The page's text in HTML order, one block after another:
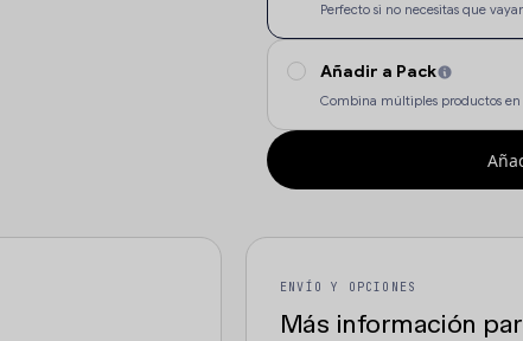
Perfecto si no necesitas que
Añadir a Pack
Combina múltiples productos
ENVÍO Y OPCIONES
Más información